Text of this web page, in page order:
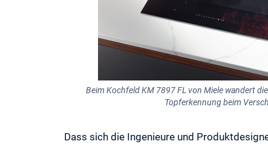
Beim Kochfeld KM 7897 FL von Miele wandert
Topferkennung beim
Dass sich die Ingenieure und